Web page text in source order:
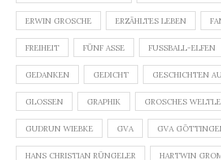
ERWIN GROSCHE ERZÄHLTES LEBEN
FREIHEIT FÜNF ASSE FUSSBALL-ELFEN
GEDANKEN GEDICHT GESCHICHTEN
GLOSSEN GRAPHIK GROSCHES
GUDRUN WIEBKE GVA GVA
HANS CHRISTIAN RÜNGELER HARTWIN